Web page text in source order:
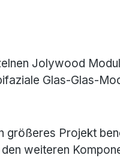
Jolywood
Glas-Glas-
größeres Projekt
weiteren